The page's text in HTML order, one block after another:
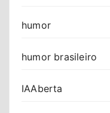
humor
humor brasileiro
IAAberta